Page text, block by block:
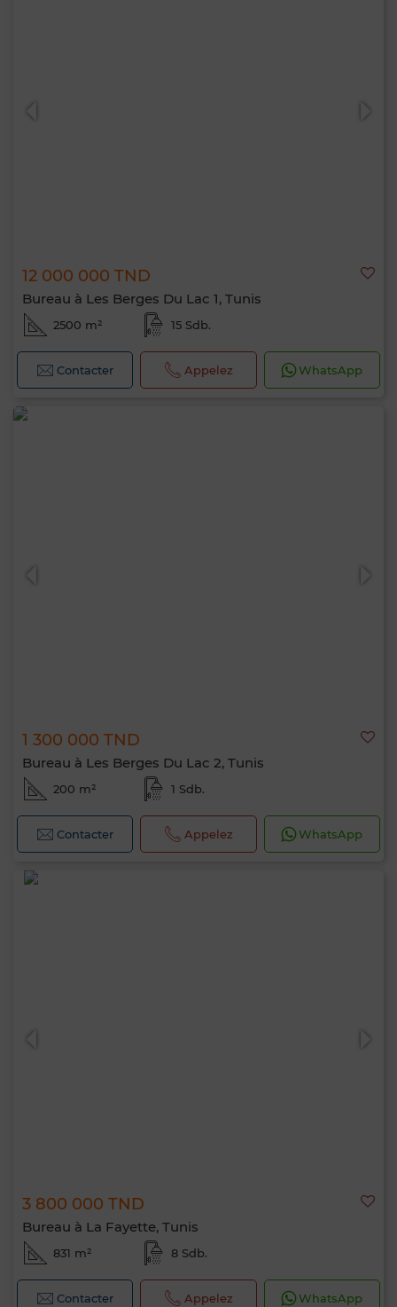
12 000 000 TND
Bureau à Les Berges Du Lac 1, Tunis
2500 m² 15 Sdb.
Contacter Appelez WhatsApp
1 300 000 TND
Bureau à Les Berges Du Lac 2, Tunis
200 m² 1 Sdb.
Contacter Appelez WhatsApp
3 800 000 TND
Bureau à La Fayette, Tunis
831 m² 8 Sdb.
Contacter Appelez WhatsApp